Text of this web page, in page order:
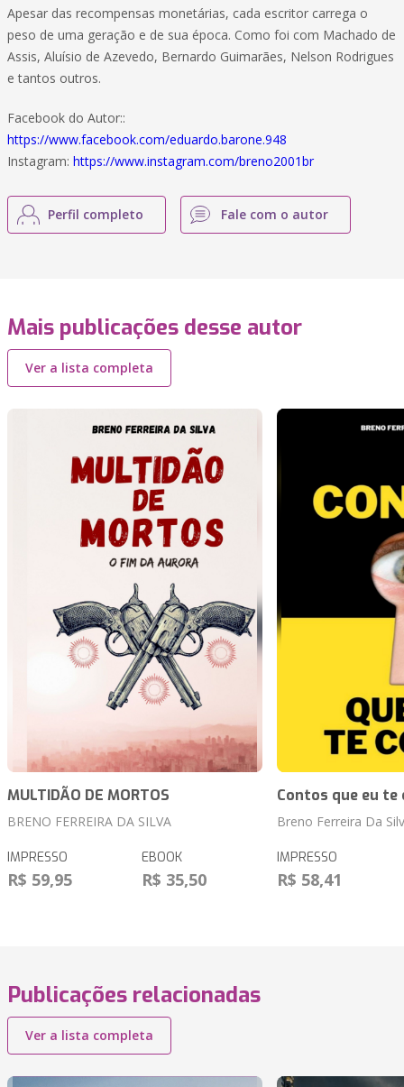
Apesar das recompensas monetárias, cada escritor carrega o
peso de uma geração e de sua época. Como foi com Machado de
Assis, Aluísio de Azevedo, Bernardo Guimarães, Nelson Rodrigues
e tantos outros.
Facebook do Autor::
https://www.facebook.com/eduardo.barone.948
Instagram: https://www.instagram.com/breno2001br
Perfil completo Fale com o autor
Mais publicações desse autor
Ver a lista completa
MULTIDÃO DE MORTOS
BRENO FERREIRA DA SILVA
IMPRESSO
R$ 59,95
EBOOK
R$ 35,50
Contos que eu te
Breno Ferreira Da
IMPRESSO
R$ 58,41
Publicações relacionadas
Ver a lista completa